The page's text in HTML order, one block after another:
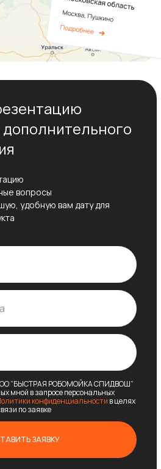
вопросы
удобную вам дату для
ООО “БЫСТРАЯ РОБОМОЙКА СПИДВОШ”
мной в запросе персональных
конфиденциальности в целях
по заявке
ЗАЯВКУ